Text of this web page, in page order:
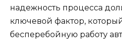
надежность процесса
ключевой фактор,
бесперебойную работу